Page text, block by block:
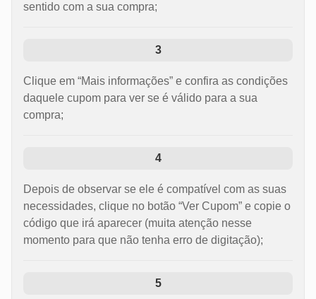
sentido com a sua compra;
3
Clique em “Mais informações” e confira as condições
daquele cupom para ver se é válido para a sua
compra;
4
Depois de observar se ele é compatível com as suas
necessidades, clique no botão “Ver Cupom” e copie o
código que irá aparecer (muita atenção nesse
momento para que não tenha erro de digitação);
5